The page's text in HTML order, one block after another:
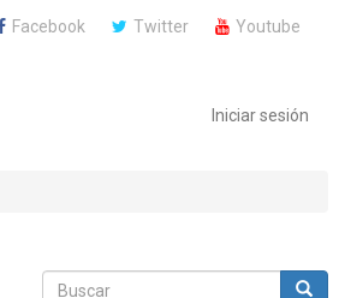
Facebook Twitter Youtube
Iniciar sesión
Buscar Buscar